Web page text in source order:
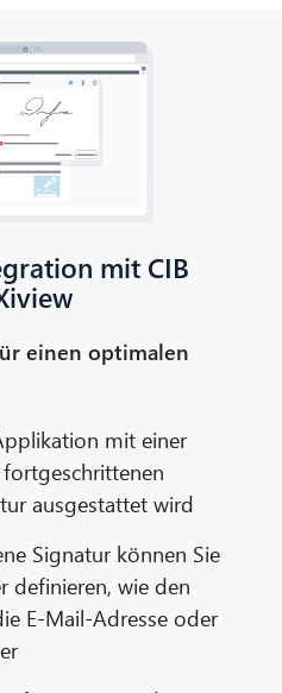
mit CIB
einen optimalen
mit einer
ausgestattet wird
Signatur können Sie
definieren, wie den
E-Mail-Adresse oder